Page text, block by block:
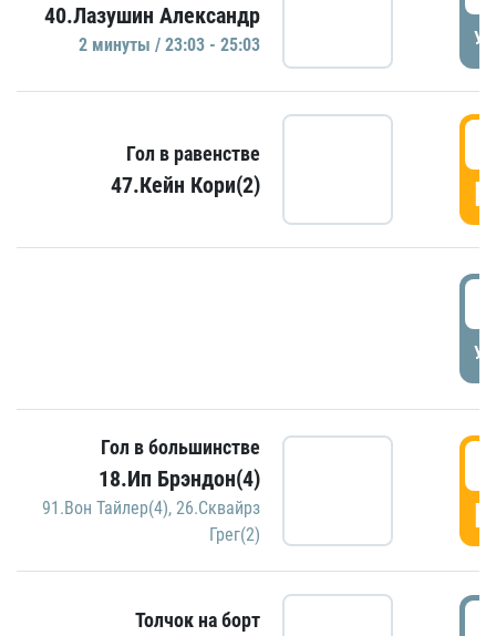
40.Лазушин Александр
2 минуты / 23:03 - 25:03
Гол в равенстве
47.Кейн Кори(2)
Гол в большинстве
18.Ип Брэндон(4)
91.Вон Тайлер(4), 26.Сквайрз
Грег(2)
Толчок на борт